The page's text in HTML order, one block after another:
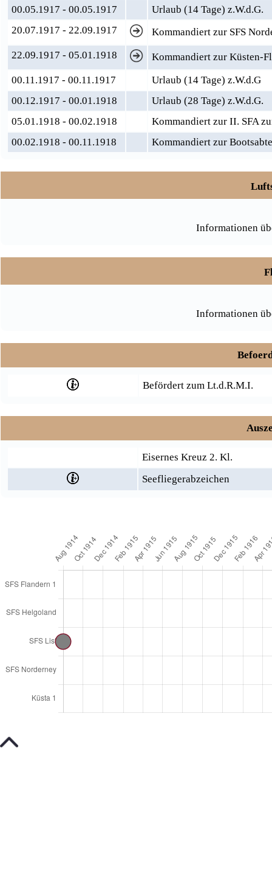
00.05.1917 - 00.05.1917
Urlaub (14 Tage) z.W.d.G.
20.07.1917 - 22.09.1917
Kommandiert zur SFS
22.09.1917 - 05.01.1918
Kommandiert zur Küsten-
00.11.1917 - 00.11.1917
Urlaub (14 Tage) z.W.d.G
00.12.1917 - 00.01.1918
Urlaub (28 Tage) z.W.d.G.
05.01.1918 - 00.02.1918
Kommandiert zur II. SFA
00.02.1918 - 00.11.1918
Kommandiert zur
Informationen
Informationen
Befördert zum Lt.d.R.M.I.
Eisernes Kreuz 2. Kl.
Seefliegerabzeichen